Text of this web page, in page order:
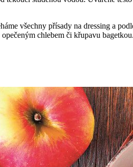
všechny přísady na dressing a
chlebem či křupavu bagetkou.